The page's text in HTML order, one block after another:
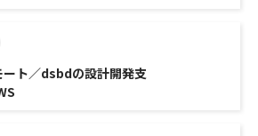
ート／dsbdの設計開発支